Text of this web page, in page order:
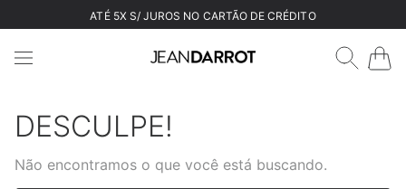
ATÉ 5X S/ JUROS NO CARTÃO DE CRÉDITO
DESCULPE!
Não encontramos o que você está buscando.